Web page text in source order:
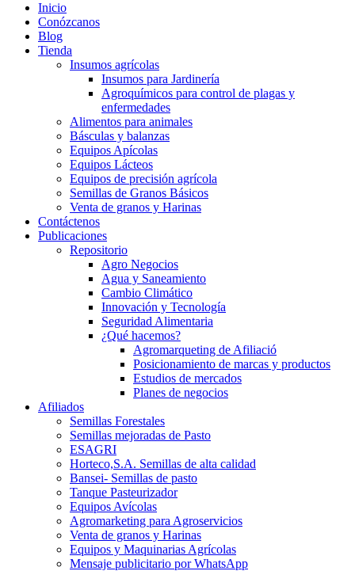
Inicio
Conózcanos
Blog
Tienda
Insumos agrícolas
Insumos para Jardinería
Agroquímicos para control de plagas y
enfermedades
Alimentos para animales
Básculas y balanzas
Equipos Apícolas
Equipos Lácteos
Equipos de precisión agrícola
Semillas de Granos Básicos
Venta de granos y Harinas
Contáctenos
Publicaciones
Repositorio
Agro Negocios
Agua y Saneamiento
Cambio Climático
Innovación y Tecnología
Seguridad Alimentaria
¿Qué hacemos?
Agromarqueting de Afiliació
Posicionamiento de marcas y productos
Estudios de mercados
Planes de negocios
Afiliados
Semillas Forestales
Semillas mejoradas de Pasto
ESAGRI
Horteco,S.A. Semillas de alta calidad
Bansei- Semillas de pasto
Tanque Pasteurizador
Equipos Avícolas
Agromarketing para Agroservicios
Venta de granos y Harinas
Equipos y Maquinarias Agrícolas
Mensaje publicitario por WhatsApp